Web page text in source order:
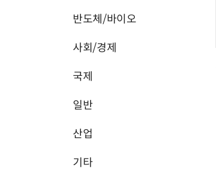
반도체/바이오
사회/경제
국제
일반
산업
기타